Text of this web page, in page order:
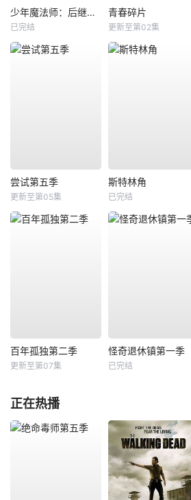
少年魔法师：后继者第三季
已完结
青春碎片
更新至第02集
尝试第五季
更新至第05集
斯特林角
已完结
百年孤独第二季
更新至第07集
怪奇退休镇第一季
已完结
正在热播